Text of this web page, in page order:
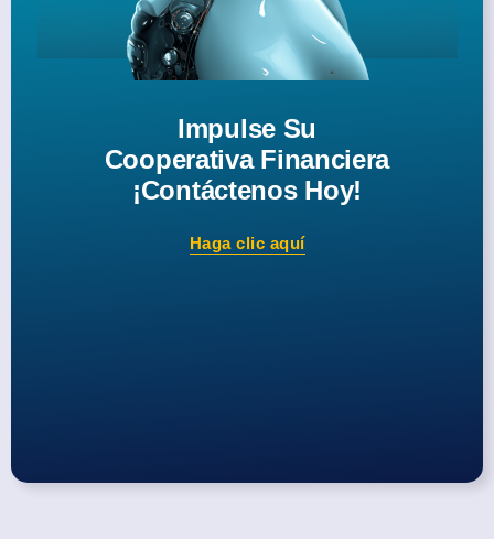
Impulse Su
Cooperativa Financiera
¡Contáctenos Hoy!
Haga clic aquí